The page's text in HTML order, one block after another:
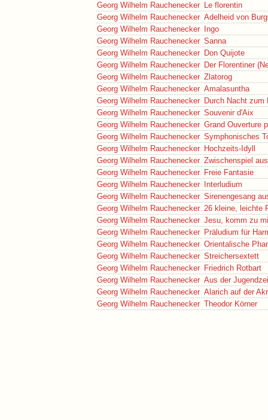
Georg Wilhelm Rauchenecker Le florentin
Georg Wilhelm Rauchenecker Adelheid von
Georg Wilhelm Rauchenecker
Ingo
Georg Wilhelm Rauchenecker Sanna
Georg Wilhelm Rauchenecker Don Quijote
Georg Wilhelm Rauchenecker Der Florentiner
Georg Wilhelm Rauchenecker Zlatorog
Georg Wilhelm Rauchenecker Amalasuntha
Georg Wilhelm Rauchenecker Durch Nacht zum
Georg Wilhelm Rauchenecker Souvenir d'Aix
Georg Wilhelm Rauchenecker Grand Ouverture
Georg Wilhelm Rauchenecker Symphonisches
Georg Wilhelm Rauchenecker Hochzeits-Idyll
Georg Wilhelm Rauchenecker Zwischenspiel
Georg Wilhelm Rauchenecker Freie Fantasie
Georg Wilhelm Rauchenecker
Interludium
Georg Wilhelm Rauchenecker Sirenengesang
Georg Wilhelm Rauchenecker 26 kleine, leichte
Georg Wilhelm Rauchenecker Jesu, komm zu
Georg Wilhelm Rauchenecker Präludium für
Georg Wilhelm Rauchenecker Orientalische
Georg Wilhelm Rauchenecker Streichersextett
Georg Wilhelm Rauchenecker Friedrich Rotbart
Georg Wilhelm Rauchenecker Aus der
Georg Wilhelm Rauchenecker Alarich auf der
Georg Wilhelm Rauchenecker Theodor Körner